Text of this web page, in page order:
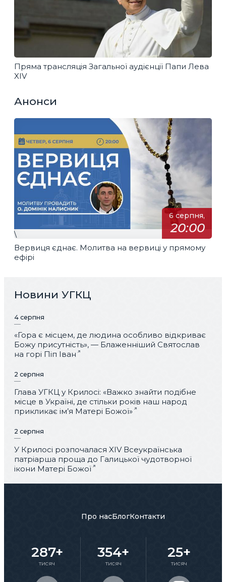
Пряма трансляція Загальної аудієнції Папи Лева
XIV
Анонси
6 серпня,
20:00
\
Вервиця єднає. Молитва на вервиці у прямому
ефірі
Новини УГКЦ
4 серпня
«Гора є місцем, де людина особливо відкриває
Божу присутність», — Блаженніший Святослав
на горі Піп Іван
2 серпня
Глава УГКЦ у Крилосі: «Важко знайти подібне
місце в Україні, де стільки років наш народ
прикликає ім’я Матері Божої»
2 серпня
У Крилосі розпочалася XIV Всеукраїнська
патріарша проща до Галицької чудотворної
ікони Матері Божої
Про насБлогКонтакти
287+
тисяч
354+
тисяч
25+
тисяч